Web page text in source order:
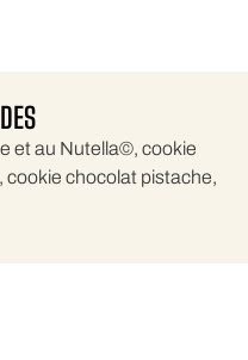
et au Nutella©, cookie
chocolat pistache,